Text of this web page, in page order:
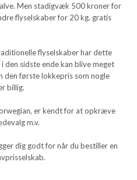
Men stadigvæk 500 kroner for
flyselskaber for 20 kg. gratis
flyselskaber har dette
den sidste ende kan blive meget
den første lokkepris som nogle
billig.
er kendt for at opkræve
m.v.
dig godt for når du bestiller en